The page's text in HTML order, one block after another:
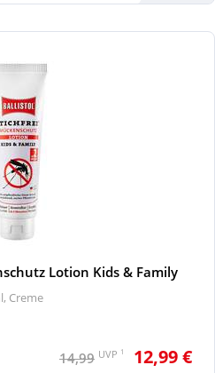
Lotion Kids & Family
Creme
14,99 UVP 1 12,99 €